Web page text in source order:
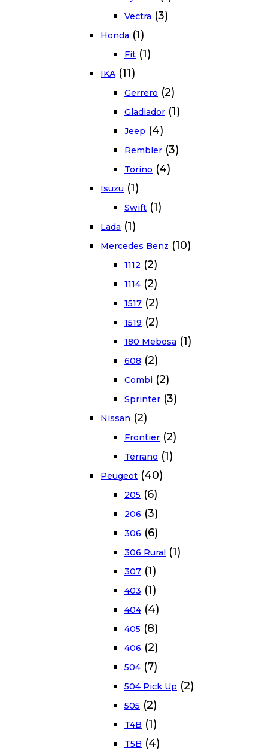
Vectra (3)
Honda (1)
Fit (1)
IKA (11)
Gerrero (2)
Gladiador (1)
Jeep (4)
Rembler (3)
Torino (4)
Isuzu (1)
Swift (1)
Lada (1)
Mercedes Benz (10)
1112 (2)
1114 (2)
1517 (2)
1519 (2)
180 Mebosa (1)
608 (2)
Combi (2)
Sprinter (3)
Nissan (2)
Frontier (2)
Terrano (1)
Peugeot (40)
205 (6)
206 (3)
306 (6)
306 Rural (1)
307 (1)
403 (1)
404 (4)
405 (8)
406 (2)
504 (7)
504 Pick Up (2)
505 (2)
T4B (1)
T5B (4)